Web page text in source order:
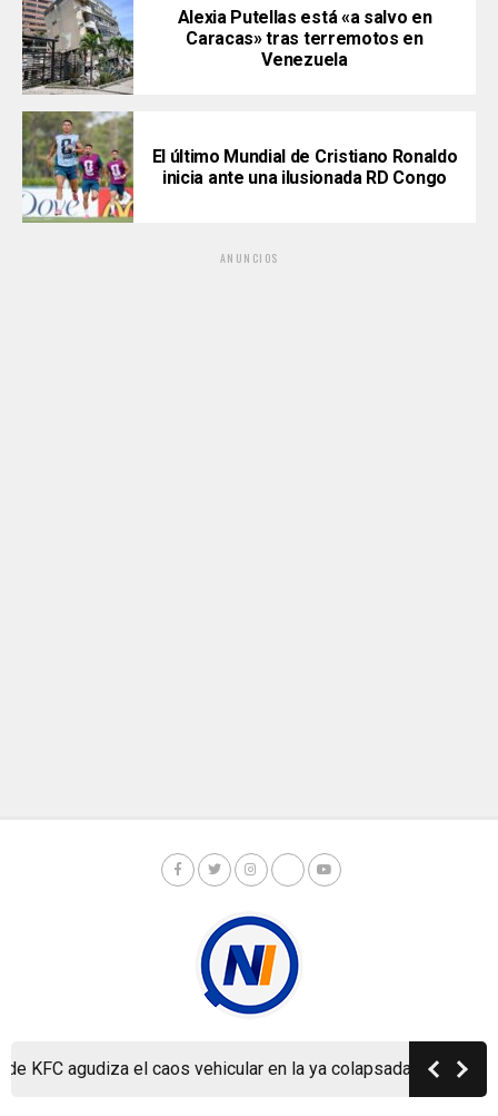
agudiza el caos vehicular en la ya colapsada Carretera a
Alexia Putellas está «a salvo en
Caracas» tras terremotos en
Venezuela
El último Mundial de Cristiano Ronaldo
inicia ante una ilusionada RD Congo
ANUNCIOS
Copyright © Nicaragua Investiga 2024